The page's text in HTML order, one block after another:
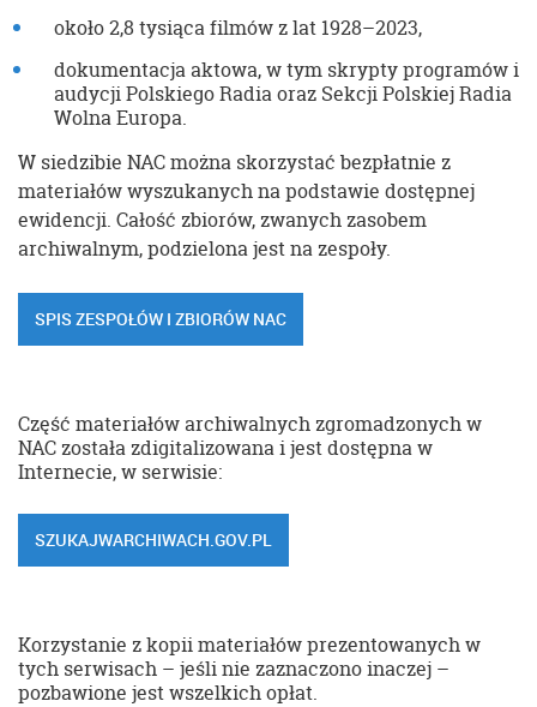
około 2,8 tysiąca filmów z lat 1928–2023,
dokumentacja aktowa, w tym skrypty programów i
audycji Polskiego Radia oraz Sekcji Polskiej Radia
Wolna Europa.
W siedzibie NAC można skorzystać bezpłatnie z
materiałów wyszukanych na podstawie dostępnej
ewidencji. Całość zbiorów, zwanych zasobem
archiwalnym, podzielona jest na zespoły.
SPIS ZESPOŁÓW I ZBIORÓW NAC
Część materiałów archiwalnych zgromadzonych w
NAC została zdigitalizowana i jest dostępna w
Internecie, w serwisie:
SZUKAJWARCHIWACH.GOV.PL
Korzystanie z kopii materiałów prezentowanych w
tych serwisach – jeśli nie zaznaczono inaczej –
pozbawione jest wszelkich opłat.